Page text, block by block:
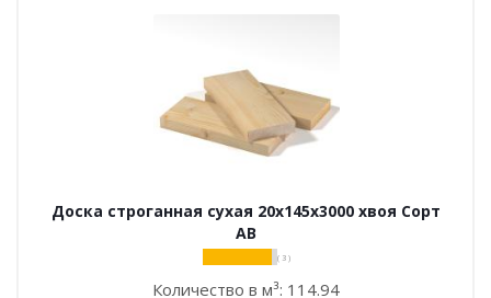
Доска строганная сухая 20х145х3000 хвоя Сорт
АВ
( 3 )
Количество в м³: 114.94